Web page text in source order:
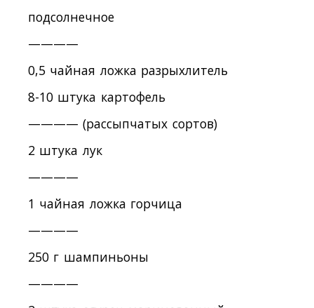
подсолнечное
————
0,5 чайная ложка разрыхлитель
8-10 штука картофель
———— (рассыпчатых сортов)
2 штука лук
————
1 чайная ложка горчица
————
250 г шампиньоны
————